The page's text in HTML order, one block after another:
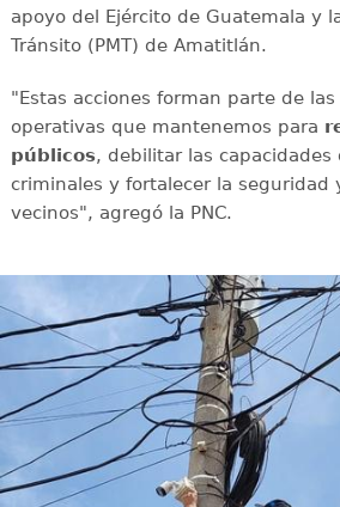
apoyo del Ejército de Guatemala y
Tránsito (PMT) de Amatitlán.
"Estas acciones forman parte de
operativas que mantenemos para
públicos, debilitar las capacidades
criminales y fortalecer la seguridad
vecinos", agregó la PNC.